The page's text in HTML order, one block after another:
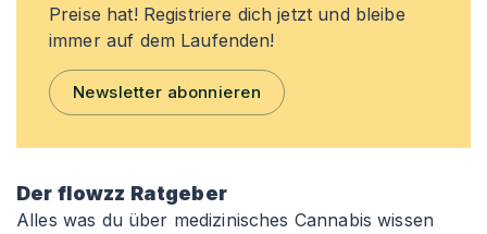
Preise hat! Registriere dich jetzt und bleibe
immer auf dem Laufenden!
Newsletter abonnieren
Der flowzz Ratgeber
Alles was du über medizinisches Cannabis wissen